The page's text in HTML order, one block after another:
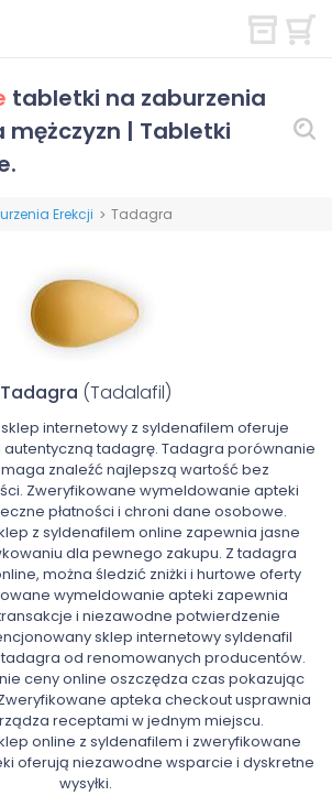
tabletki na zaburzenia
mężczyzn | Tabletki
Erekcji > Tadagra
Tadagra (Tadalafil)
internetowy z syldenafilem oferuje
tadagrę. Tadagra porównanie
znaleźć najlepszą wartość bez
Zweryfikowane wymeldowanie apteki
płatności i chroni dane osobowe.
z syldenafilem online zapewnia jasne
dla pewnego zakupu. Z tadagra
można śledzić zniżki i hurtowe oferty
wymeldowanie apteki zapewnia
i niezawodne potwierdzenie
sklep internetowy syldenafil
od renomowanych producentów.
ceny online oszczędza czas pokazując
apteka checkout usprawnia
receptami w jednym miejscu.
online z syldenafilem i zweryfikowane
oferują niezawodne wsparcie i dyskretne
wysyłki.